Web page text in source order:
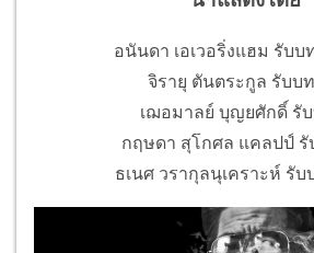
อนันดา เอเวอริ่งแฮม รับ
จิรายุ ตันตระกูล รับบ
เฌอมาลย์ บุญยศักดิ์ รั
กฤษดา สุโกศล แคลปป์
ธเนศ วรากุลนุเคราะห์ รับ